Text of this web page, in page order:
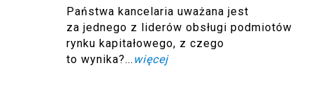
Państwa kancelaria uważana jest
za jednego z liderów obsługi podmiotów
rynku kapitałowego, z czego
to wynika?... więcej